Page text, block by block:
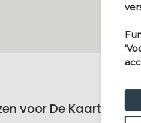
voor De